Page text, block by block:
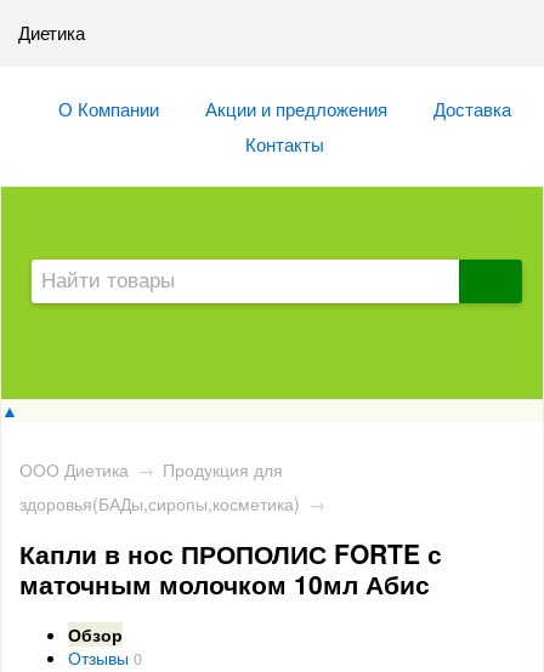
Диетика
О Компании Акции и предложения
Доставка
Контакты
▲
ООО Диетика → Продукция для
здоровья(БАДы,сиропы,косметика) →
Капли в нос ПРОПОЛИС FORTE с
маточным молочком 10мл Абис
Обзор
Отзывы 0